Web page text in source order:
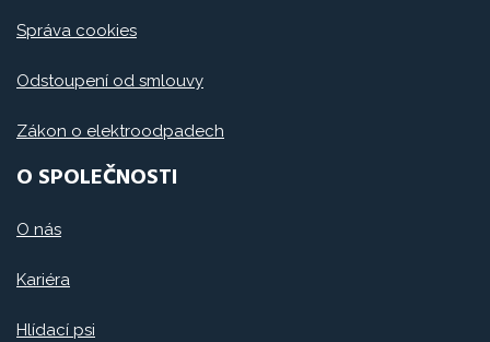
Správa cookies
Odstoupení od smlouvy
Zákon o elektroodpadech
O SPOLEČNOSTI
O nás
Kariéra
Hlídací psi